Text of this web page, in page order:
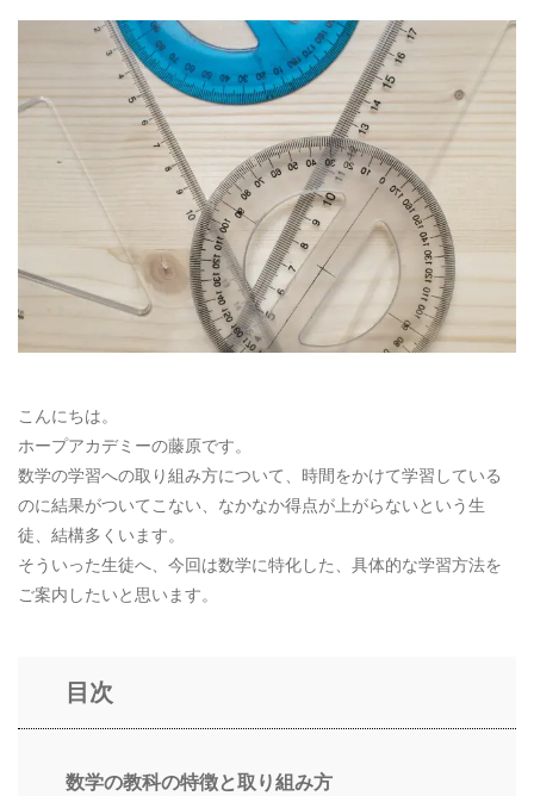
お電話によるお問い合わせ
087-887-7663
Webからのお問い合わせ
CONTACT
こんにちは。
ホープアカデミーの藤原です。
数学の学習への取り組み方について、時間をかけて学習している
のに結果がついてこない、なかなか得点が上がらないという生
徒、結構多くいます。
そういった生徒へ、今回は数学に特化した、具体的な学習方法を
ご案内したいと思います。
目次
数学の教科の特徴と取り組み方